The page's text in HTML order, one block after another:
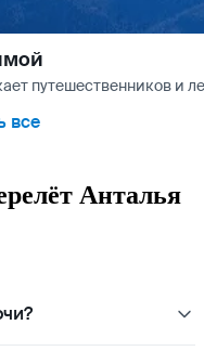
путешественников и
все
Анталья